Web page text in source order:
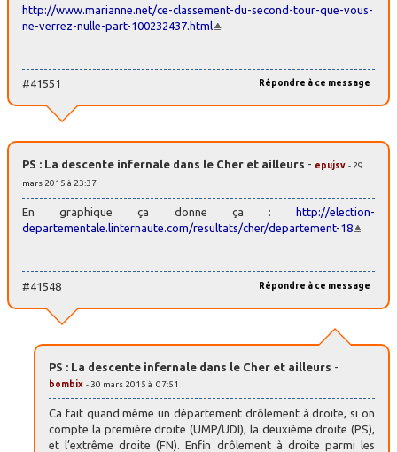
http://www.marianne.net/ce-classement-du-second-tour-que-vous-
ne-verrez-nulle-part-100232437.html
Répondre à ce message
#41551
PS : La descente infernale dans le Cher et ailleurs - epujsv - 29
mars 2015 à 23:37
En graphique ça donne ça :
http://election-
departementale.linternaute.com/resultats/cher/departement-18
Répondre à ce message
#41548
PS : La descente infernale dans le Cher et ailleurs -
bombix - 30 mars 2015 à 07:51
Ca fait quand même un département drôlement à droite, si on
compte la première droite (UMP/UDI), la deuxième droite (PS),
et l’extrême droite (FN). Enfin drôlement à droite parmi les